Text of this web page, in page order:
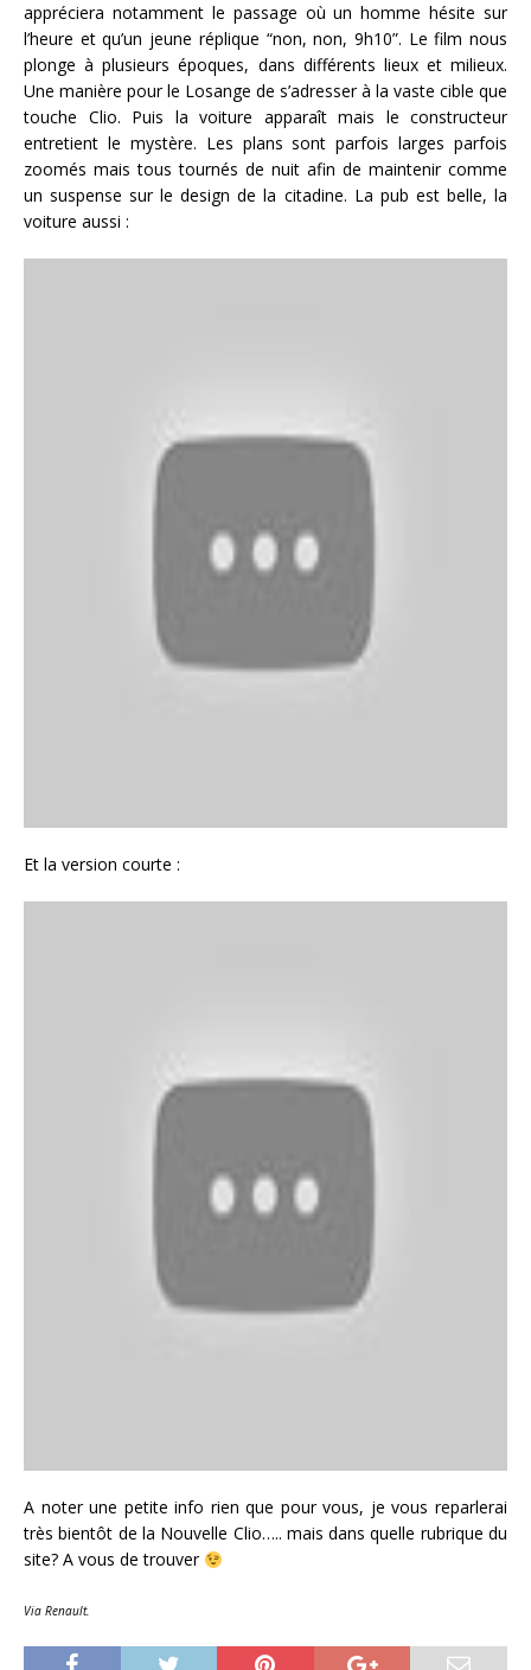
appréciera notamment le passage où un homme hésite sur
l’heure et qu’un jeune réplique “non, non, 9h10”. Le film nous
plonge à plusieurs époques, dans différents lieux et milieux.
Une manière pour le Losange de s’adresser à la vaste cible que
touche Clio. Puis la voiture apparaît mais le constructeur
entretient le mystère. Les plans sont parfois larges parfois
zoomés mais tous tournés de nuit afin de maintenir comme
un suspense sur le design de la citadine. La pub est belle, la
voiture aussi :
Et la version courte :
A noter une petite info rien que pour vous, je vous reparlerai
très bientôt de la Nouvelle Clio….. mais dans quelle rubrique du
site? A vous de trouver
Via Renault.